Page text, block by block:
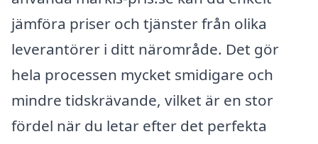
jämföra priser och tjänster från olika
leverantörer i ditt närområde. Det gör
hela processen mycket smidigare och
mindre tidskrävande, vilket är en stor
fördel när du letar efter det perfekta